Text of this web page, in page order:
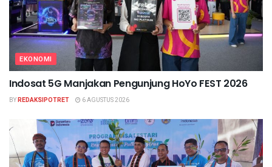
EKONOMI
Indosat 5G Manjakan Pengunjung HoYo FEST 2026
BYREDAKSIPOTRET 6 AGUSTUS 2026